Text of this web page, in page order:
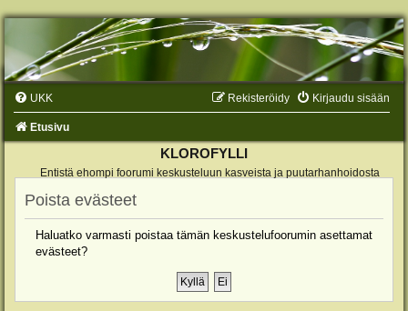
UKK Kirjaudu sisään
Rekisteröidy
Etusivu
KLOROFYLLI
Entistä ehompi foorumi keskusteluun kasveista ja puutarhanhoidosta
Poista evästeet
Haluatko varmasti poistaa tämän keskustelufoorumin asettamat
evästeet?